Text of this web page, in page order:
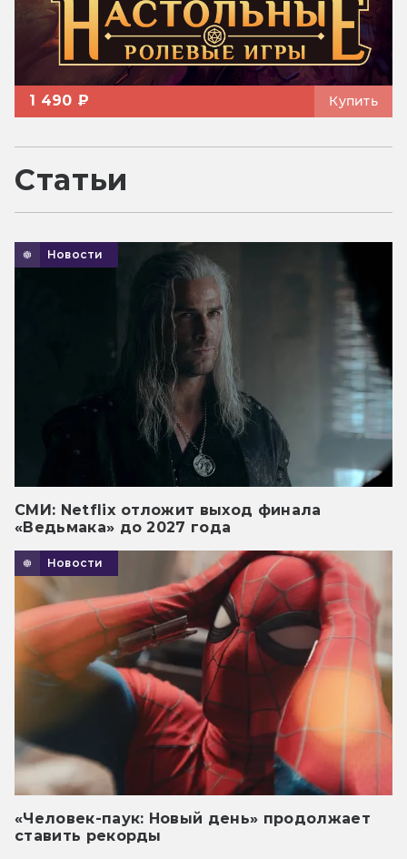
1 490 ₽ Купить
Статьи
Новости
СМИ: Netflix отложит выход финала
«Ведьмака» до 2027 года
Новости
«Человек-паук: Новый день» продолжает
ставить рекорды